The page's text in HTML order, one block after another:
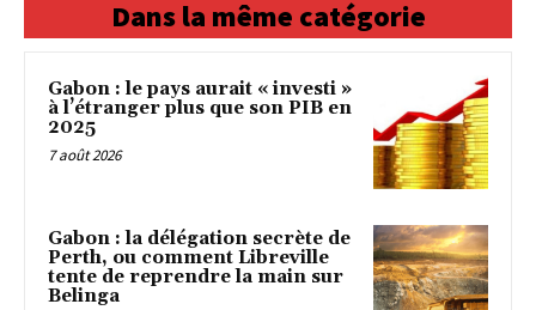
Dans la même catégorie
Gabon : le pays aurait « investi »
à l’étranger plus que son PIB en
2025
7 août 2026
Gabon : la délégation secrète de
Perth, ou comment Libreville
tente de reprendre la main sur
Belinga